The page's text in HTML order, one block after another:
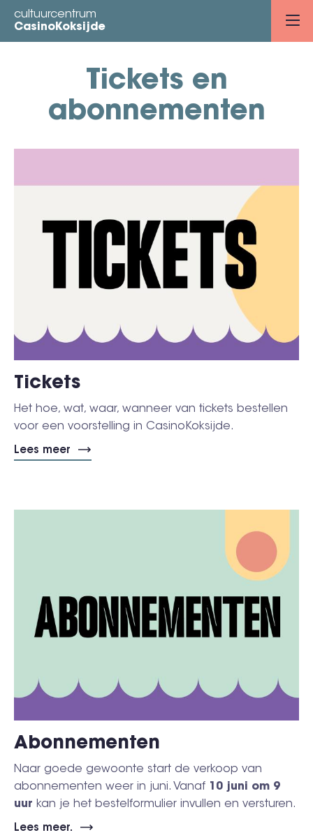
Overslaan
naar
cultuurcentrum
CasinoKoksijde
Tickets en
abonnementen
Tickets
Het hoe, wat, waar, wanneer van tickets bestellen
voor een voorstelling in CasinoKoksijde.
Lees meer
Abonnementen
Naar goede gewoonte start de verkoop van
abonnementen weer in juni. Vanaf 10 juni om 9
uur kan je het bestelformulier invullen en versturen.
Lees meer.